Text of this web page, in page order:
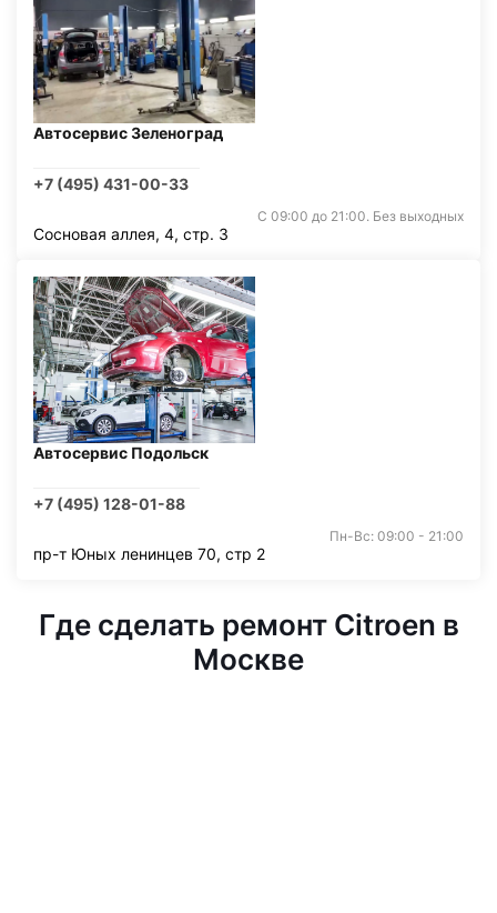
Автосервис Зеленоград
+7 (495) 431-00-33
С 09:00 до 21:00. Без выходных
Сосновая аллея, 4, стр. 3
Автосервис Подольск
+7 (495) 128-01-88
Пн-Вс: 09:00 - 21:00
пр-т Юных ленинцев 70, стр 2
Где сделать ремонт Citroen в
Москве